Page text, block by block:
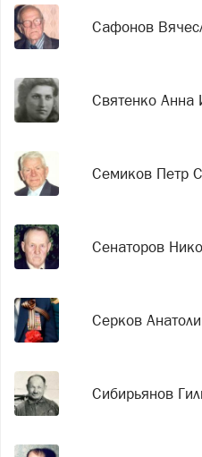
Сафонов
Святенко Анна
Семиков Петр
Сенаторов
Серков
Сибирьянов